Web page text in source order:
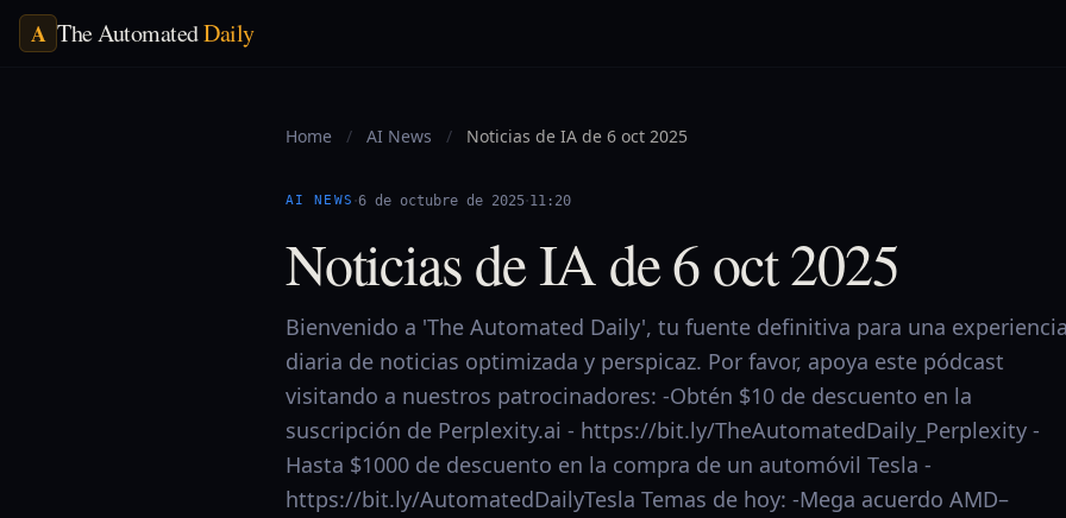
A The AutomatedDaily
Home / AI News / Noticias de IA de 6 oct 2025
AI NEWS ·6 de octubre de 2025·11:20
Noticias de IA de 6 oct 2025
Bienvenido a 'The Automated Daily', tu fuente definitiva para una experiencia
diaria de noticias optimizada y perspicaz. Por favor, apoya este pódcast
visitando a nuestros patrocinadores: -Obtén $10 de descuento en la
suscripción de Perplexity.ai - https://bit.ly/TheAutomatedDaily_Perplexity -
Hasta $1000 de descuento en la compra de un automóvil Tesla -
https://bit.ly/AutomatedDailyTesla Temas de hoy: -Mega acuerdo AMD–